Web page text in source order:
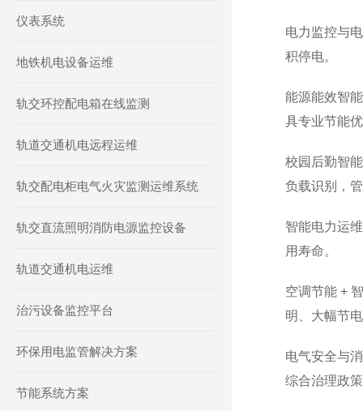
仪表系统
地铁机电设备运维
轨交环控配电箱在线监测
轨道交通机电远程运维
轨交配电柜电气火灾监测运维系统
轨交直流照明消防电源监控设备
轨道交通机电运维
治污设备监控平台
环保用电监管解决方案
节能系统方案
电力监控与
积停电。
能源能效智
具专业节能
校园后勤智
负载识别，
智能电力运
用寿命。
空调节能 +
明、大幅节
电气安全与
综合治理政